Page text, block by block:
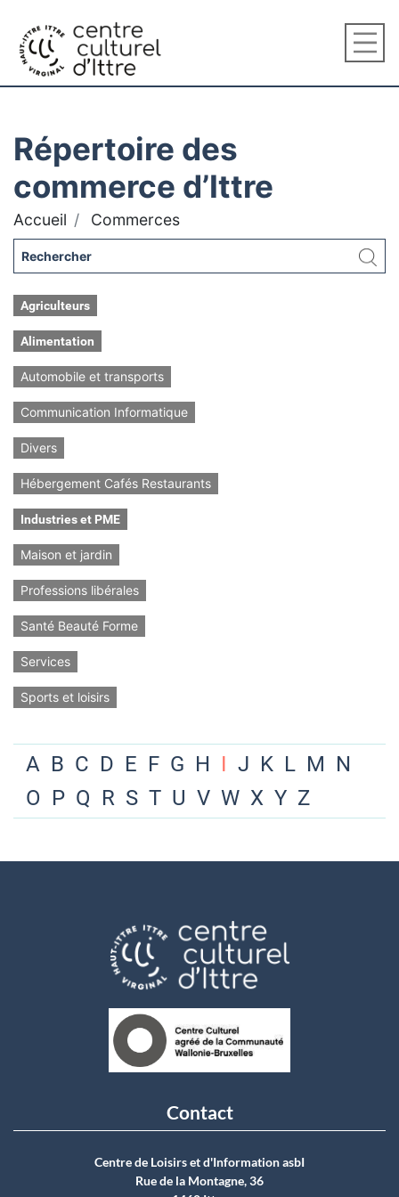
Répertoire des
commerce d’Ittre
Accueil Commerces
Agriculteurs
Alimentation
Automobile et transports
Communication Informatique
Divers
Hébergement Cafés Restaurants
Industries et PME
Maison et jardin
Professions libérales
Santé Beauté Forme
Services
Sports et loisirs
A B C D E F G H I J K L M N
O P Q R S T U V W X Y Z
Contact
Centre de Loisirs et d'Information asbI
Rue de la Montagne, 36